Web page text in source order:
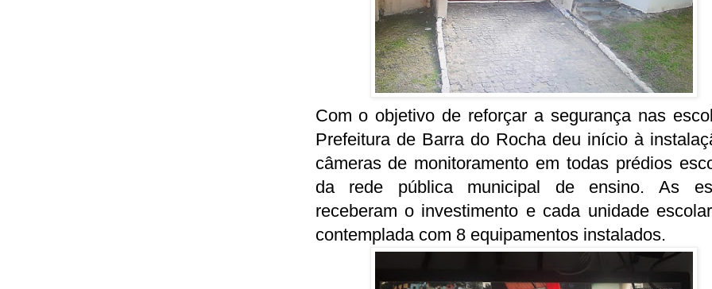
Com o objetivo de reforçar a segurança nas
Prefeitura de Barra do Rocha deu início à
câmeras de monitoramento em todas prédios
da rede pública municipal de ensino. As
receberam o investimento e cada unidade
contemplada com 8 equipamentos instalados.